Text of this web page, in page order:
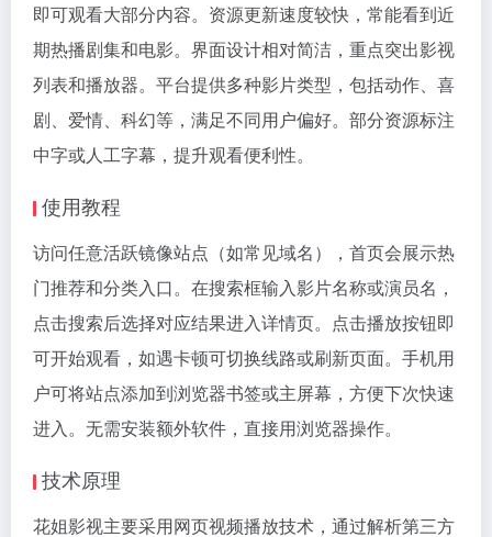
即可观看大部分内容。资源更新速度较快，常能看到近
期热播剧集和电影。界面设计相对简洁，重点突出影视
列表和播放器。平台提供多种影片类型，包括动作、喜
剧、爱情、科幻等，满足不同用户偏好。部分资源标注
中字或人工字幕，提升观看便利性。
使用教程
访问任意活跃镜像站点（如常见域名），首页会展示热
门推荐和分类入口。在搜索框输入影片名称或演员名，
点击搜索后选择对应结果进入详情页。点击播放按钮即
可开始观看，如遇卡顿可切换线路或刷新页面。手机用
户可将站点添加到浏览器书签或主屏幕，方便下次快速
进入。无需安装额外软件，直接用浏览器操作。
技术原理
花姐影视主要采用网页视频播放技术，通过解析第三方